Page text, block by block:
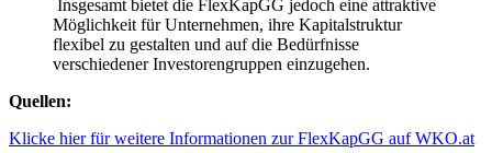
Insgesamt bietet die FlexKapGG jedoch eine attraktive
Möglichkeit für Unternehmen, ihre Kapitalstruktur
flexibel zu gestalten und auf die Bedürfnisse
verschiedener Investorengruppen einzugehen.
Quellen:
Klicke hier für weitere Informationen zur FlexKapGG auf WKO.at